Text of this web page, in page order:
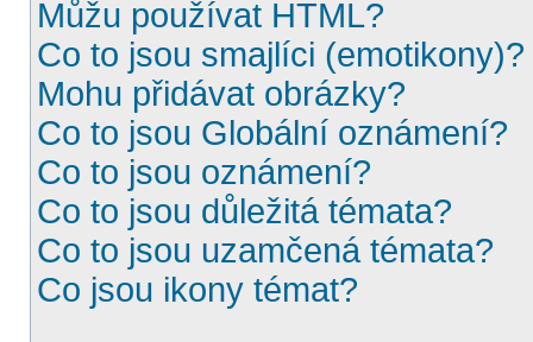
Můžu používat HTML?
Co to jsou smajlíci (emotikony)?
Mohu přidávat obrázky?
Co to jsou Globální oznámení?
Co to jsou oznámení?
Co to jsou důležitá témata?
Co to jsou uzamčená témata?
Co jsou ikony témat?